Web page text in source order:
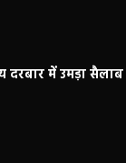
दरबार में उमड़ा सैलाब